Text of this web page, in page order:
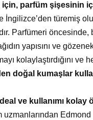
parfüm şişesinin
İngilizce’den türemiş
Parfümeri
yapısını ve
kolaylaştırdığını ve
doğal kumaşlar
ve kullanımı
uzmanlarından